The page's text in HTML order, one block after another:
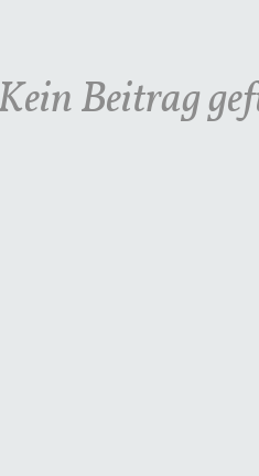
Beitrag